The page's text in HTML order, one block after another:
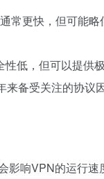
常更快，但可能
低，但可以提供极
来备受关注的协议
影响VPN的运行速